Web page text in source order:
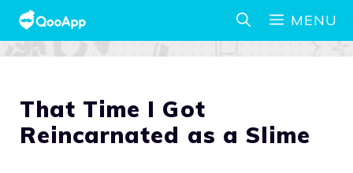
MENU
That Time I Got
Reincarnated as a Slime